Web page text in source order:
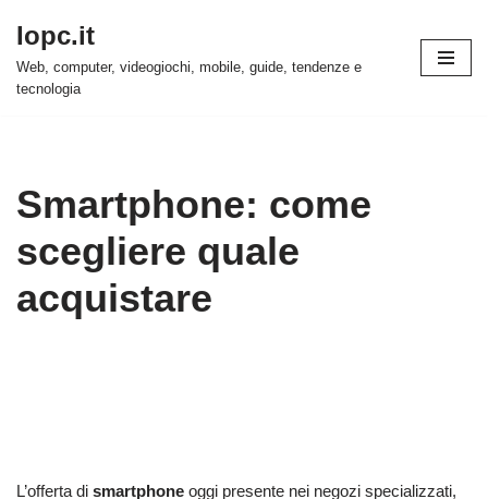
Vai
al
Iopc.it
Web, computer, videogiochi, mobile, guide, tendenze e
tecnologia
Smartphone: come
scegliere quale
acquistare
L’offerta di smartphone oggi presente nei negozi specializzati,